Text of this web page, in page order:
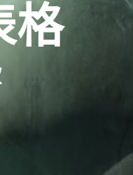
格